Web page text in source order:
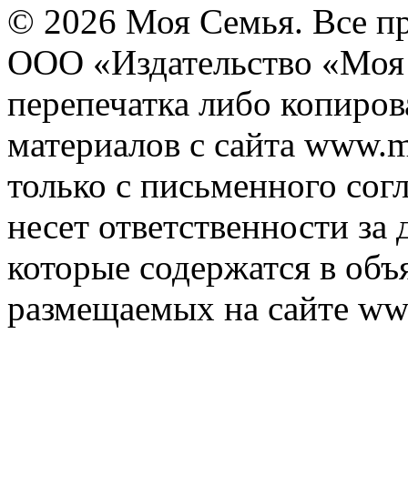
© 2026 Моя Семья. Все
ООО «Издательство
перепечатка либо
материалов с сайта
только с письменного
несет ответственности
которые содержатся в
размещаемых на сайте